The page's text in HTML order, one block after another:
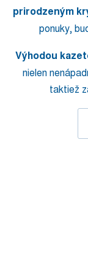
prirodzeným
ponuky,
Výhodou
nielen
taktiež